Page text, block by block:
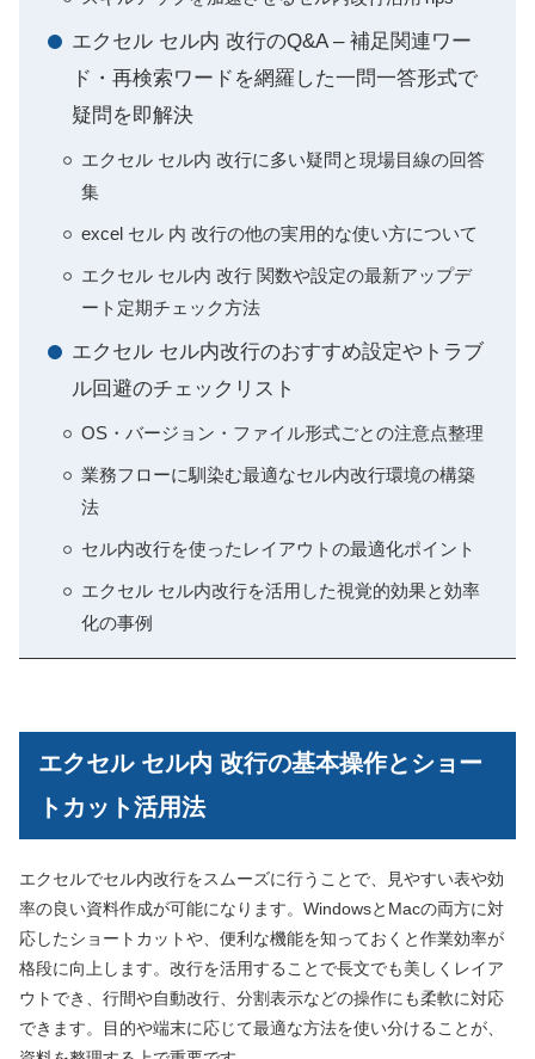
エクセル セル内 改行のQ&A – 補足関連ワー
ド・再検索ワードを網羅した一問一答形式で
疑問を即解決
エクセル セル内 改行に多い疑問と現場目線の回答
集
excel セル 内 改行の他の実用的な使い方について
エクセル セル内 改行 関数や設定の最新アップデ
ート定期チェック方法
エクセル セル内改行のおすすめ設定やトラブ
ル回避のチェックリスト
OS・バージョン・ファイル形式ごとの注意点整理
業務フローに馴染む最適なセル内改行環境の構築
法
セル内改行を使ったレイアウトの最適化ポイント
エクセル セル内改行を活用した視覚的効果と効率
化の事例
エクセル セル内 改行の基本操作とショー
トカット活用法
エクセルでセル内改行をスムーズに行うことで、見やすい表や効
率の良い資料作成が可能になります。WindowsとMacの両方に対
応したショートカットや、便利な機能を知っておくと作業効率が
格段に向上します。改行を活用することで長文でも美しくレイア
ウトでき、行間や自動改行、分割表示などの操作にも柔軟に対応
できます。目的や端末に応じて最適な方法を使い分けることが、